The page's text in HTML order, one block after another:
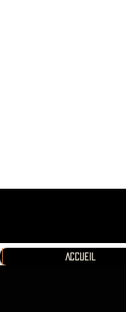
Accueil